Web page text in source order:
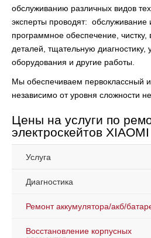
обслуживанию различных видов
эксперты проводят: обслуживание
программное обеспечение, чистку,
деталей, тщательную диагностику,
оборудования и другие работы.
Мы обеспечиваем первоклассный
независимо от уровня сложности
Цены на услуги по
электроскейтов XIAOMI
Услуга
Диагностика
Ремонт аккумулятора/акб/
Восстановление корпусных